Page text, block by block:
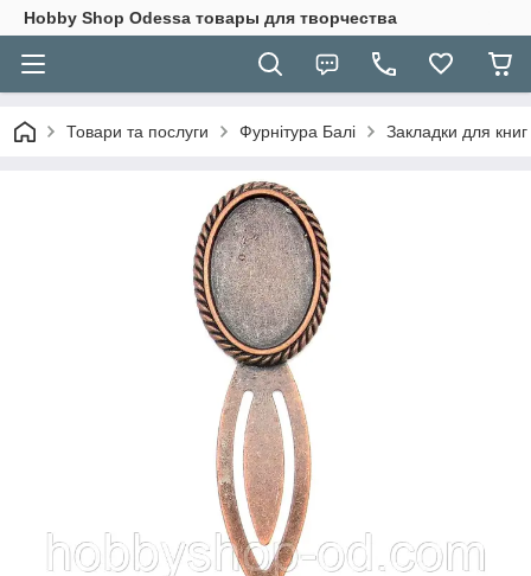
Hobbу Shop Odessa товары для творчества
Товари та послуги Фурнітура Балі Закладки для книг